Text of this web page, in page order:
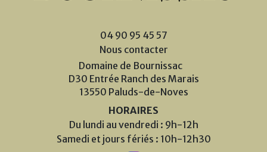
04 90 95 45 57
Nous contacter
Domaine de Bournissac
D30 Entrée Ranch des Marais
13550 Paluds-de-Noves
HORAIRES
Du lundi au vendredi : 9h-12h
Samedi et jours fériés : 10h-12h30